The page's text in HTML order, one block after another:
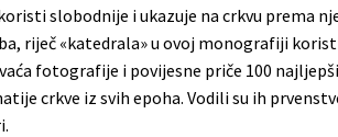
slobodnije i ukazuje na crkvu prema
riječ «katedrala» u ovoj monografiji
fotografije i povijesne priče 100
crkve iz svih epoha. Vodili su ih